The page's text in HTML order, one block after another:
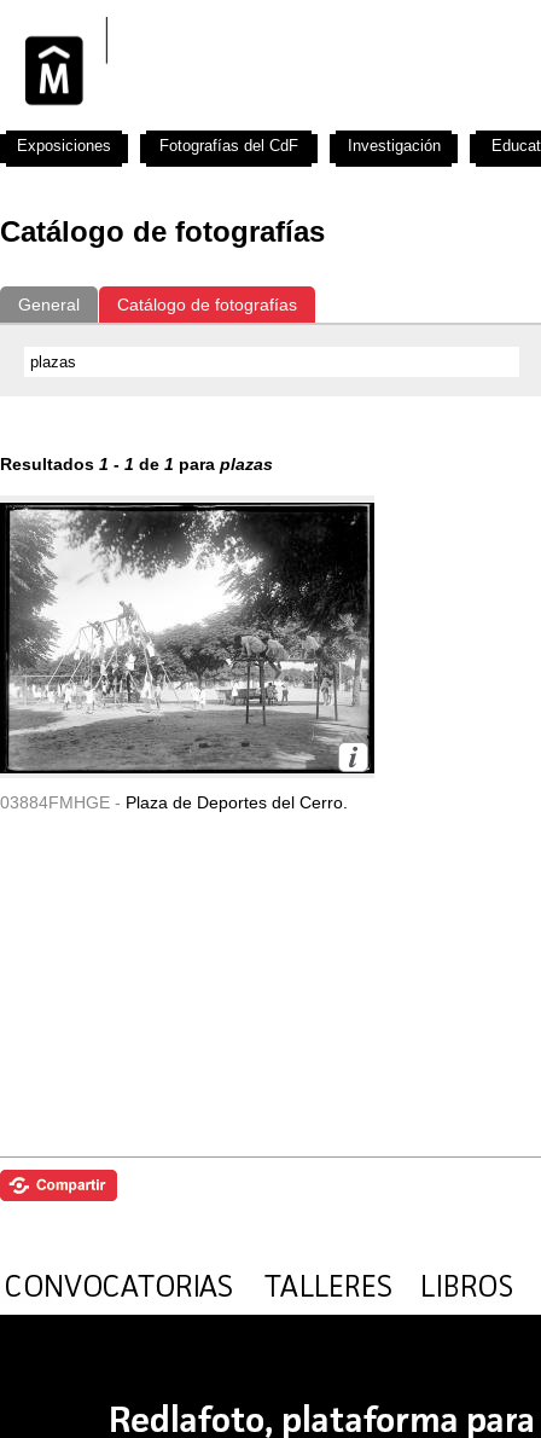
Catálogo de fotografías
General Catálogo de fotografías
Resultados 1 - 1 de 1 para plazas
03884FMHGE - Plaza de Deportes del Cerro.
Exposiciones Fotografías del CdF Investigación